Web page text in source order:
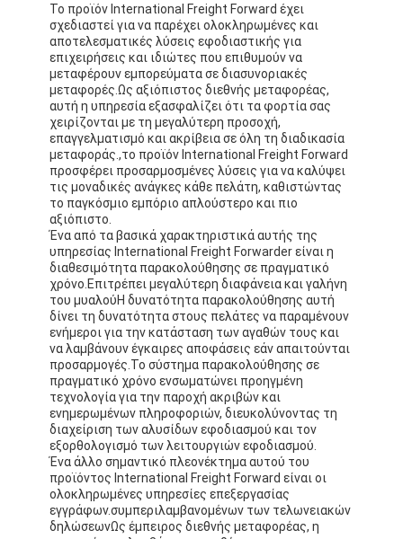
Το προϊόν International Freight Forward έχει
σχεδιαστεί για να παρέχει ολοκληρωμένες και
αποτελεσματικές λύσεις εφοδιαστικής για
επιχειρήσεις και ιδιώτες που επιθυμούν να
μεταφέρουν εμπορεύματα σε διασυνοριακές
μεταφορές.Ως αξιόπιστος διεθνής μεταφορέας,
αυτή η υπηρεσία εξασφαλίζει ότι τα φορτία σας
χειρίζονται με τη μεγαλύτερη προσοχή,
επαγγελματισμό και ακρίβεια σε όλη τη διαδικασία
μεταφοράς.,το προϊόν International Freight Forward
προσφέρει προσαρμοσμένες λύσεις για να καλύψει
τις μοναδικές ανάγκες κάθε πελάτη, καθιστώντας
το παγκόσμιο εμπόριο απλούστερο και πιο
αξιόπιστο.
Ένα από τα βασικά χαρακτηριστικά αυτής της
υπηρεσίας International Freight Forwarder είναι η
διαθεσιμότητα παρακολούθησης σε πραγματικό
χρόνο.Επιτρέπει μεγαλύτερη διαφάνεια και γαλήνη
του μυαλούΗ δυνατότητα παρακολούθησης αυτή
δίνει τη δυνατότητα στους πελάτες να παραμένουν
ενήμεροι για την κατάσταση των αγαθών τους και
να λαμβάνουν έγκαιρες αποφάσεις εάν απαιτούνται
προσαρμογές.Το σύστημα παρακολούθησης σε
πραγματικό χρόνο ενσωματώνει προηγμένη
τεχνολογία για την παροχή ακριβών και
ενημερωμένων πληροφοριών, διευκολύνοντας τη
διαχείριση των αλυσίδων εφοδιασμού και τον
εξορθολογισμό των λειτουργιών εφοδιασμού.
Ένα άλλο σημαντικό πλεονέκτημα αυτού του
προϊόντος International Freight Forward είναι οι
ολοκληρωμένες υπηρεσίες επεξεργασίας
εγγράφων.συμπεριλαμβανομένων των τελωνειακών
δηλώσεωνΩς έμπειρος διεθνής μεταφορέας, η